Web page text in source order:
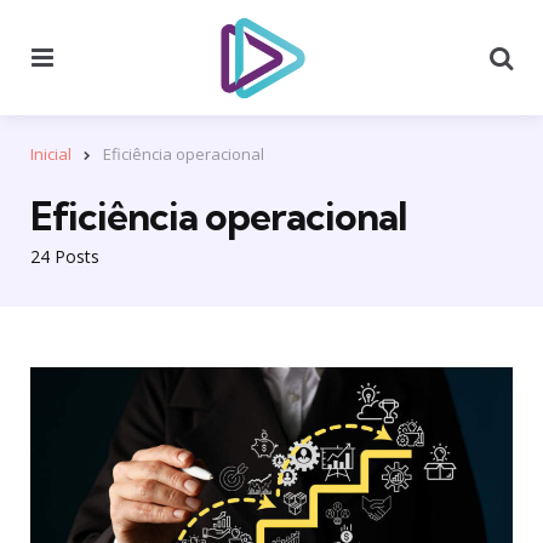
Inicial Eficiência operacional
24 Posts
Eficiência operacional